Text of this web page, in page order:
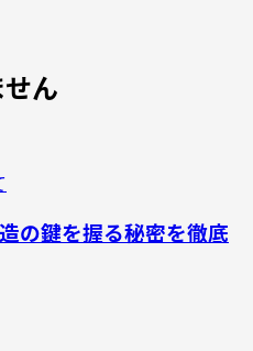
ん
の鍵を握る秘密を徹底